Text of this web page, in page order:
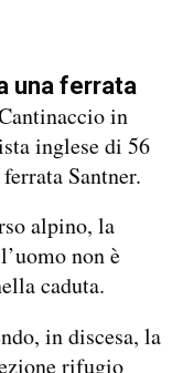
una ferrata
in
inglese di 56
Santner.
alpino, la
non è
caduta.
in discesa, la
rifugio